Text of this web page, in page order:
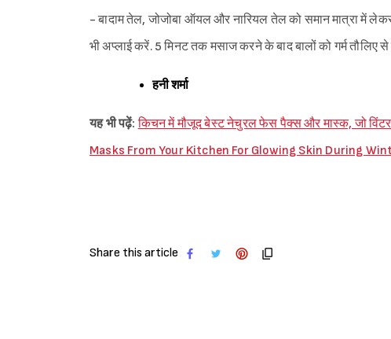
- बादाम तेल, जोजोबा ऑयल और नारियल तेल को समान मात्रा में
भी अप्लाई करें. 5 मिनट तक मसाज करने के बाद बालों को गर्म तौलिए
हनी शर्मा
यह भी पढ़ें:किचन में मौजूद बेस्ट नेचुरल फेस पैक्स और मास्क, जो
Masks From Your Kitchen For Glowing Skin During
Share this article